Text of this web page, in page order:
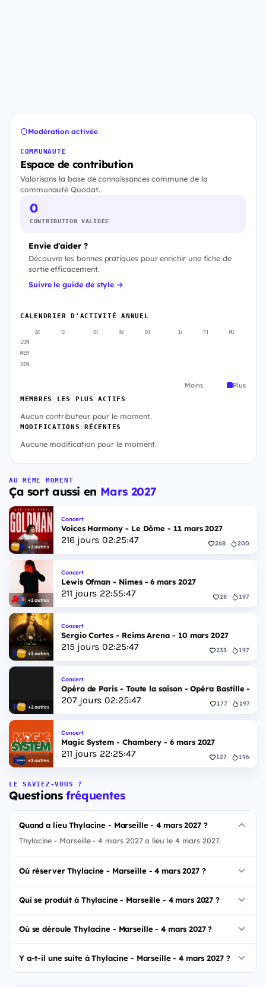
Modération activée
COMMUNAUTÉ
Espace de contribution
Valorisons la base de connaissances commune de la
communauté Quodat.
0
CONTRIBUTION VALIDÉE
Envie d'aider ?
Découvre les bonnes pratiques pour enrichir une fiche de
sortie efficacement.
Suivre le guide de style →
CALENDRIER D'ACTIVITÉ ANNUEL
AOÛT SEPT. OCT. NOV. DÉC. JANV. FÉVR. MARS
LUN
MER
VEN
Moins Plus
MEMBRES LES PLUS ACTIFS
Aucun contributeur pour le moment.
MODIFICATIONS RÉCENTES
Aucune modification pour le moment.
AU MÊME MOMENT
Ça sort aussi en Mars 2027
+2 autres
Concert
Voices Harmony - Le Dôme - 11 mars 2027
216jours 02:25:46 268 200
+2 autres
Concert
Lewis Ofman - Nimes - 6 mars 2027
211 jours 22:55:46 28 197
+2 autres
Concert
Sergio Cortes - Reims Arena - 10 mars 2027
215 jours 02:25:46 233 197
+2 autres
Concert
Opéra de Paris - Toute la saison - Opéra Bastille - 2
207jours 02:25:46 177 197
+2 autres
Concert
Magic System - Chambery - 6 mars 2027
211 jours 22:25:46 127 196
LE SAVIEZ-VOUS ?
Questionsfréquentes
Quand a lieu Thylacine - Marseille - 4 mars 2027 ?
Thylacine - Marseille - 4 mars 2027 a lieu le 4 mars 2027.
Où réserver Thylacine - Marseille - 4 mars 2027 ?
Qui se produit à Thylacine - Marseille - 4 mars 2027 ?
Où se déroule Thylacine - Marseille - 4 mars 2027 ?
Y a-t-il une suite à Thylacine - Marseille - 4 mars 2027 ?